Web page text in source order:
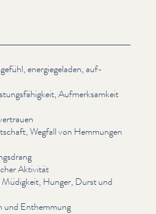
energiege­laden, auf­
Aufmerk­samkeit
Wegfall von Hemmungen
Aktivität
Hunger, Durst und
und Enthemmung